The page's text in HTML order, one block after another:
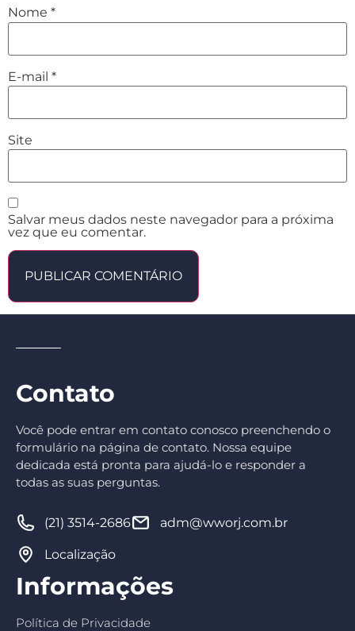
Nome *
E-mail *
Site
Salvar meus dados neste navegador para a próxima
vez que eu comentar.
Contato
Você pode entrar em contato conosco preenchendo o
formulário na página de contato. Nossa equipe
dedicada está pronta para ajudá-lo e responder a
todas as suas perguntas.
(21) 3514-2686 adm@wworj.com.br
Localização
Informações
Política de Privacidade